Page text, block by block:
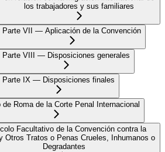
los trabajadores y sus familiares
Parte VII — Aplicación de la Convención
Parte VIII — Disposiciones generales
Parte IX — Disposiciones finales
de Roma de la Corte Penal Internacional
Facultativo de la Convención contra la
Otros Tratos o Penas Crueles, Inhumanos o
Degradantes